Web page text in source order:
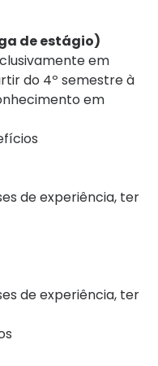
de estágio)
em
do 4º semestre à
em
de experiência, ter
de experiência, ter